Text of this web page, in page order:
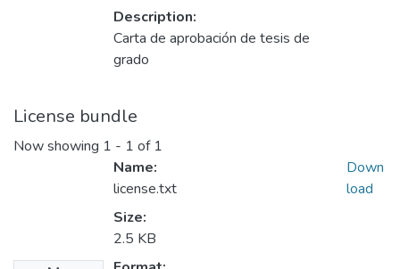
Description:
Carta de aprobación de tesis de
grado
License bundle
Now showing 1 - 1 of 1
Name:
license.txt
Size:
2.5 KB
Down
load